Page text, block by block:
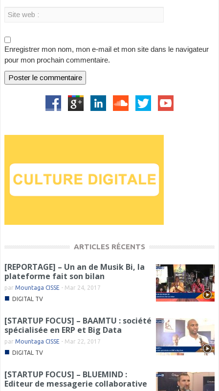
Enregistrer mon nom, mon e-mail et mon site dans le navigateur
pour mon prochain commentaire.
ARTICLES RÉCENTS
[REPORTAGE] – Un an de Musik Bi, la
plateforme fait son bilan
par Mountaga CISSE - Mar 24, 2017
■ DIGITAL TV
[STARTUP FOCUS] – BAAMTU : société
spécialisée en ERP et Big Data
par Mountaga CISSE - Mar 22, 2017
■ DIGITAL TV
[STARTUP FOCUS] – BLUEMIND :
Editeur de messagerie collaborative